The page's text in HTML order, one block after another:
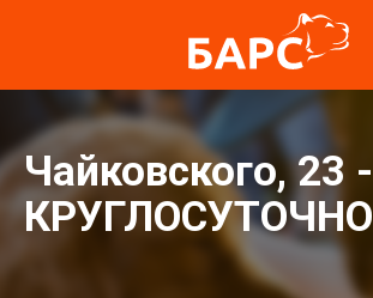
Чайковского, 23 -
КРУГЛОСУТОЧНО